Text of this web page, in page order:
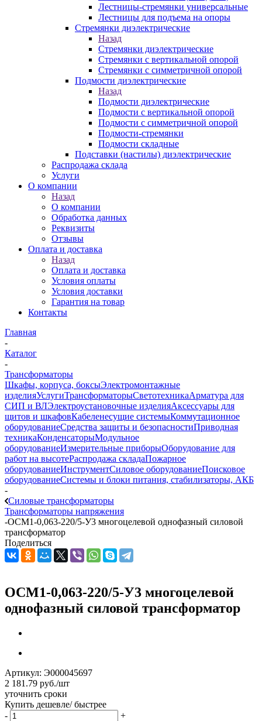
Лестницы-стремянки универсальные
Лестницы для подъема на опоры
Стремянки диэлектрические
Назад
Стремянки диэлектрические
Стремянки с вертикальной опорой
Стремянки с симметричной опорой
Подмости диэлектрические
Назад
Подмости диэлектрические
Подмости с вертикальной опорой
Подмости с симметричной опорой
Подмости-стремянки
Подмости складные
Подставки (настилы) диэлектрические
Распродажа склада
Услуги
О компании
Назад
О компании
Обработка данных
Реквизиты
Отзывы
Оплата и доставка
Назад
Оплата и доставка
Условия оплаты
Условия доставки
Гарантия на товар
Контакты
Главная
-
Каталог
-
Трансформаторы
Шкафы, корпуса, боксыЭлектромонтажные
изделияУслугиТрансформаторыСветотехникаАрматура для
СИП и ВЛЭлектроустановочные изделияАксессуары для
щитов и шкафовКабеленесущие системыКоммутационное
оборудованиеСредства защиты и безопасностиПриводная
техникаКонденсаторыМодульное
оборудованиеИзмерительные приборыОборудование для
работ на высотеРаспродажа складаПожарное
оборудованиеИнструментСиловое оборудованиеПоисковое
оборудованиеСистемы и блоки питания, стабилизаторы, АКБ
-
Силовые трансформаторы
Трансформаторы напряжения
-ОСМ1-0,063-220/5-У3 многоцелевой однофазный силовой
трансформатор
Поделиться
ОСМ1-0,063-220/5-У3 многоцелевой
однофазный силовой трансформатор
Артикул: Э000045697
2 181.79 руб./шт
уточнить сроки
Купить дешевле/ быстрее
-
+